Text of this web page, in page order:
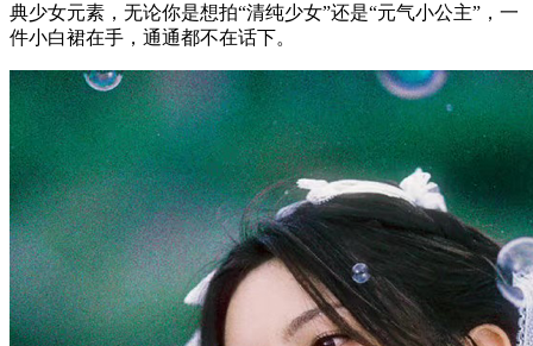
典少女元素，无论你是想拍“清纯少女”还是“元气小公主”，一
件小白裙在手，通通都不在话下。